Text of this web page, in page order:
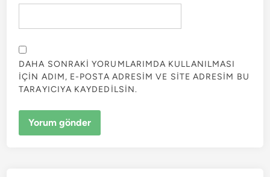
DAHA SONRAKI YORUMLARIMDA KULLANILMASI
IÇIN ADIM, E-POSTA ADRESIM VE SITE ADRESIM BU
TARAYICIYA KAYDEDILSIN.